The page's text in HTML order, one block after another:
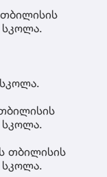
თბილისის
სკოლა.
სკოლა.
თბილისის
სკოლა.